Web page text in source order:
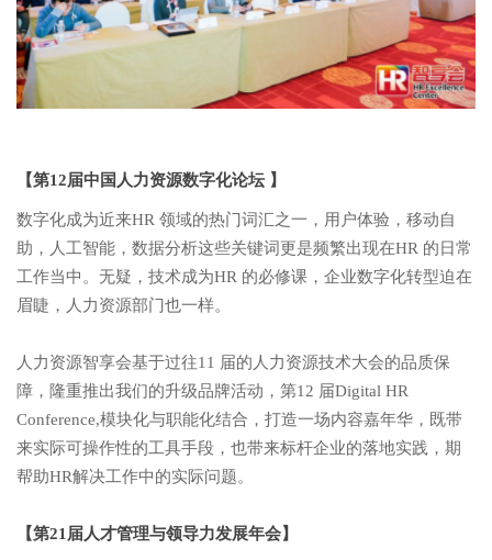
【第12届中国人力资源数字化论坛 】
数字化成为近来HR 领域的热门词汇之一，用户体验，移动自
助，人工智能，数据分析这些关键词更是频繁出现在HR 的日常
工作当中。无疑，技术成为HR 的必修课，企业数字化转型迫在
眉睫，人力资源部门也一样。
人力资源智享会基于过往11 届的人力资源技术大会的品质保
障，隆重推出我们的升级品牌活动，第12 届Digital HR
Conference,模块化与职能化结合，打造一场内容嘉年华，既带
来实际可操作性的工具手段，也带来标杆企业的落地实践，期
帮助HR解决工作中的实际问题。
【第21届人才管理与领导力发展年会】